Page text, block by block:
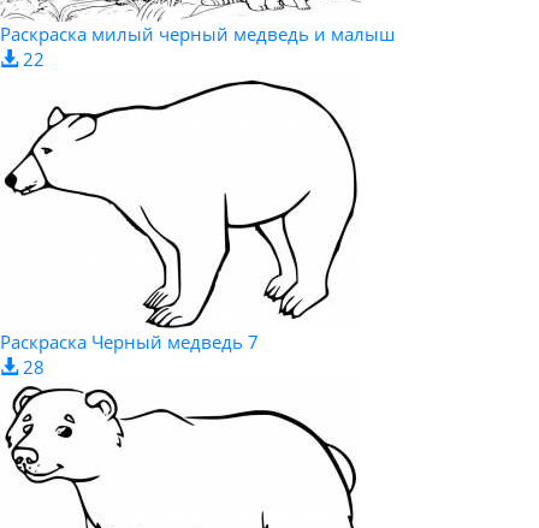
Раскраска милый черный медведь и малыш
22
Раскраска Черный медведь 7
28